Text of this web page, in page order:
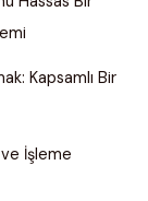
Kapsamlı Bir
İşleme